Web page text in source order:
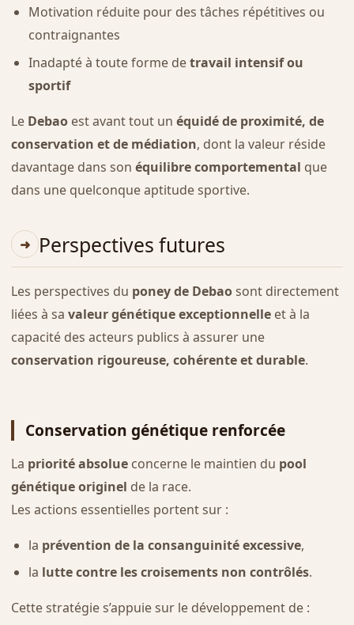
Motivation réduite pour des tâches répétitives ou
contraignantes
Inadapté à toute forme detravail intensif ou
sportif
Le Debaoest avant tout un équidé de proximité, de
conservation et de médiation, dont la valeur réside
davantage dans son équilibre comportemental que
dans une quelconque aptitude sportive.
Perspectives futures
Les perspectives du poney de Debaosont directement
liées à sa valeur génétique exceptionnelleet à la
capacité des acteurs publics à assurer une
conservation rigoureuse, cohérente et durable.
Conservation génétique renforcée
La priorité absolueconcerne le maintien du pool
génétique originel de la race.
Les actions essentielles portent sur :
la prévention de la consanguinité excessive,
la lutte contre les croisements non contrôlés.
Cette stratégie s’appuie sur le développement de :